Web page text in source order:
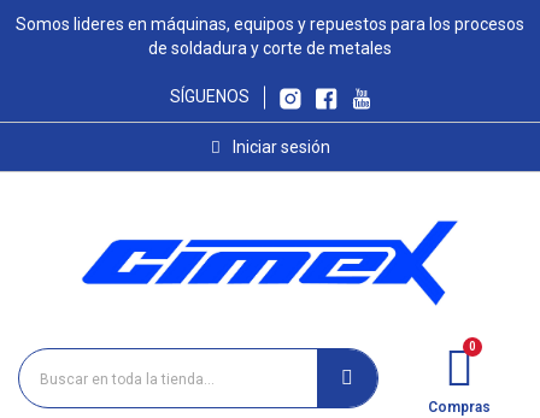
Somos lideres en máquinas, equipos y repuestos para los procesos
de soldadura y corte de metales
SÍGUENOS
Iniciar sesión
Compras